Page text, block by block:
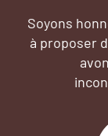
Soyons
à proposer